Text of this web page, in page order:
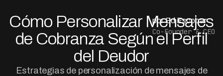
Cómo Personalizar Mensajes
de Cobranza Según el Perfil
del Deudor
Estrategias de personalización de mensajes de
por Ed Escobar
Co-Founder & CEO